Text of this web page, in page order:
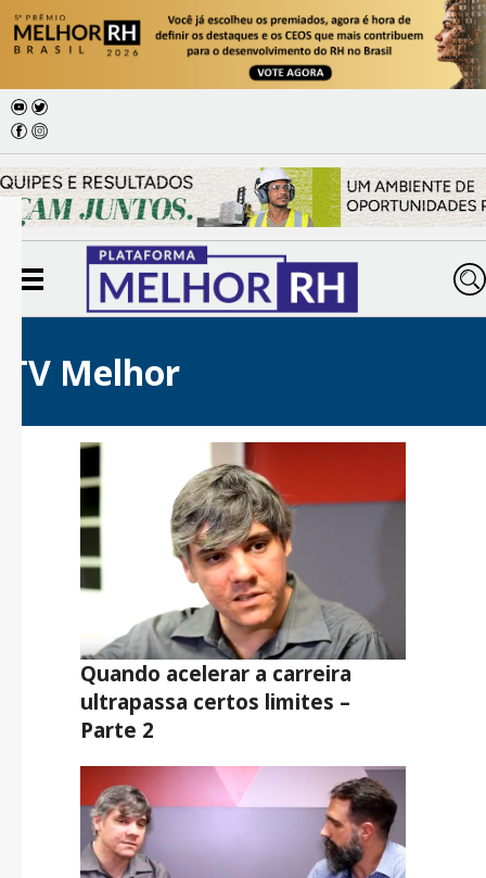
TV Melhor
Quando acelerar a carreira
ultrapassa certos limites –
Parte 2